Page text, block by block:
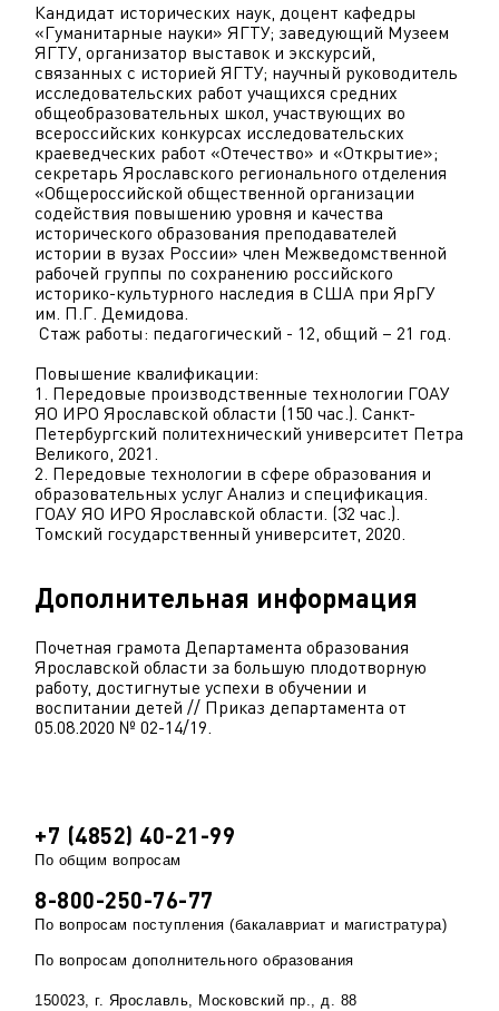
Кандидат исторических наук, доцент кафедры
«Гуманитарные науки» ЯГТУ; заведующий Музеем
ЯГТУ, организатор выставок и экскурсий,
связанных с историей ЯГТУ; научный руководитель
исследовательских работ учащихся средних
общеобразовательных школ, участвующих во
всероссийских конкурсах исследовательских
краеведческих работ «Отечество» и «Открытие»;
секретарь Ярославского регионального отделения
«Общероссийской общественной организации
содействия повышению уровня и качества
исторического образования преподавателей
истории в вузах России» член Межведомственной
рабочей группы по сохранению российского
историко-культурного наследия в США при ЯрГУ
им. П.Г. Демидова.
Стаж работы: педагогический - 12, общий – 21 год.
Повышение квалификации:
1. Передовые производственные технологии ГОАУ
ЯО ИРО Ярославской области (150 час.). Санкт-
Петербургский политехнический университет Петра
Великого, 2021.
2. Передовые технологии в сфере образования и
образовательных услуг Анализ и спецификация.
ГОАУ ЯО ИРО Ярославской области. (32 час.).
Томский государственный университет, 2020.
Дополнительная информация
Почетная грамота Департамента образования
Ярославской области за большую плодотворную
работу, достигнутые успехи в обучении и
воспитании детей // Приказ департамента от
05.08.2020 № 02-14/19.
+7 (4852) 40-21-99
По общим вопросам
8-800-250-76-77
По вопросам поступления (бакалавриат и магистратура)
По вопросам дополнительного образования
150023, г. Ярославль, Московский пр., д. 88